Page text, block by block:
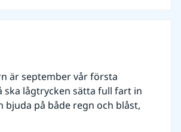
är september vår första
ska lågtrycken sätta full fart in
bjuda på både regn och blåst,